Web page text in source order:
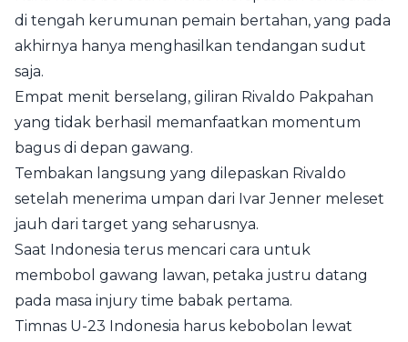
di tengah kerumunan pemain bertahan, yang pada
akhirnya hanya menghasilkan tendangan sudut
saja.
Empat menit berselang, giliran Rivaldo Pakpahan
yang tidak berhasil memanfaatkan momentum
bagus di depan gawang.
Tembakan langsung yang dilepaskan Rivaldo
setelah menerima umpan dari Ivar Jenner meleset
jauh dari target yang seharusnya.
Saat Indonesia terus mencari cara untuk
membobol gawang lawan, petaka justru datang
pada masa injury time babak pertama.
Timnas U-23 Indonesia harus kebobolan lewat